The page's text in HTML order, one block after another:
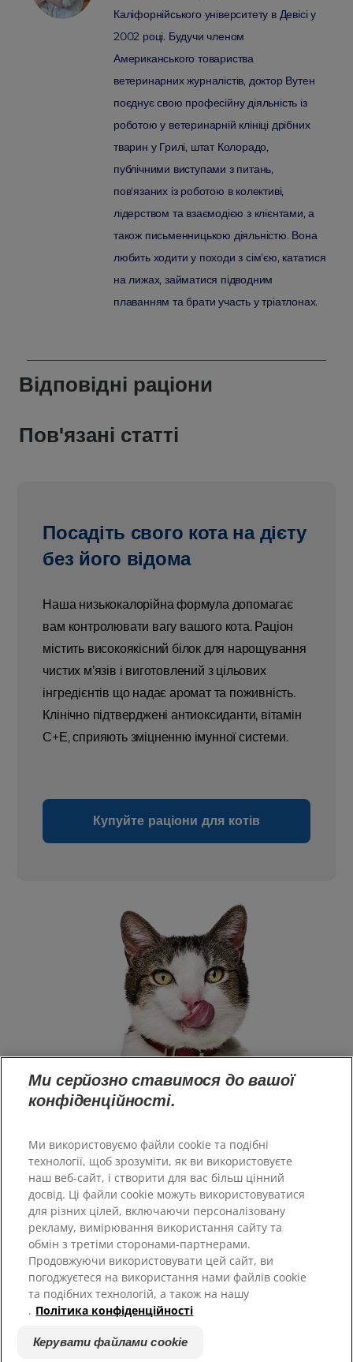
Каліфорнійського університету в Девісі у
2002 році. Будучи членом
Американського товариства
ветеринарних журналістів, доктор Вутен
поєднує свою професійну діяльність із
роботою у ветеринарній клініці дрібних
тварин у Грилі, штат Колорадо,
публічними виступами з питань,
пов'язаних із роботою в колективі,
лідерством та взаємодією з клієнтами, а
також письменницькою діяльністю. Вона
любить ходити у походи з сім'єю, кататися
на лижах, займатися підводним
плаванням та брати участь у тріатлонах.
Відповідні раціони
Пов'язані статті
Посадіть свого кота на дієту
без його відома
Наша низькокалорійна формула допомагає
вам контролювати вагу вашого кота. Раціон
містить високоякісний білок для нарощування
чистих м’язів і виготовлений з цільових
інгредієнтів що надає аромат та поживність.
Клінічно підтверджені антиоксиданти, вітамін
С+Е, сприяють зміцненню імунної системи.
Купуйте раціони для котів
Великобританія
Ресурси
Зв'язатися з нами
Карта сайту
Наші сайти
Ми серйозно ставимося до вашої
конфіденційності.
Ми використовуємо файли cookie та подібні
технології, щоб зрозуміти, як ви використовуєте
наш веб-сайт, і створити для вас більш цінний
досвід. Ці файли cookie можуть використовуватися
для різних цілей, включаючи персоналізовану
рекламу, вимірювання використання сайту та
обмін з третіми сторонами-партнерами.
Продовжуючи використовувати цей сайт, ви
погоджуєтеся на використання нами файлів cookie
та подібних технологій, а також на нашу
. Політика конфіденційності
Керувати файлами cookie